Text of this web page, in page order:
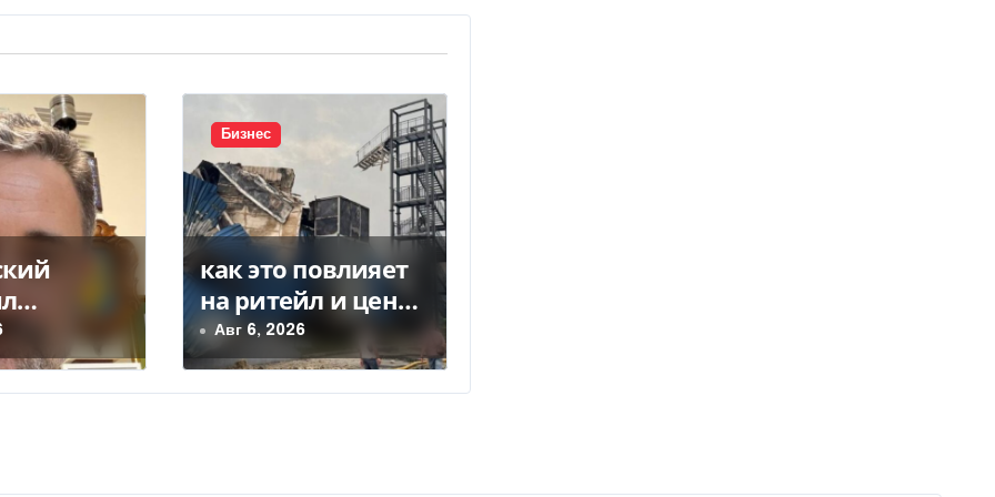
с НБУ
Бизнес
как это повлияет
на ритейл и цены
— Delo.ua
Авг 6, 2026